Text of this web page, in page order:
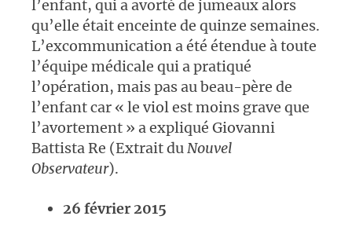
l’enfant, qui a avorté de jumeaux alors
qu’elle était enceinte de quinze semaines.
L’excommunication a été étendue à toute
l’équipe médicale qui a pratiqué
l’opération, mais pas au beau-père de
l’enfant car « le viol est moins grave que
l’avortement » a expliqué Giovanni
Battista Re (Extrait duNouvel
Observateur).
26 février 2015